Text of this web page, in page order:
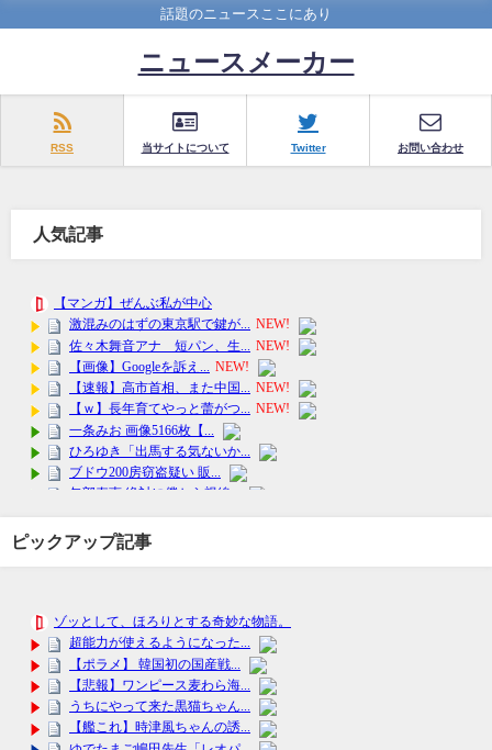
話題のニュースここにあり
ニュースメーカー
RSS 当サイトについて Twitter お問い合わせ
人気記事
ピックアップ記事